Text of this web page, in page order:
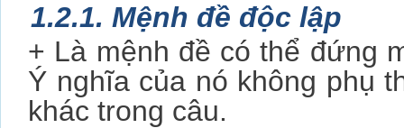
1.2.1. Mệnh đề độc lập
+ Là mệnh đề có thể đứng
Ý nghĩa của nó không phụ
khác trong câu.